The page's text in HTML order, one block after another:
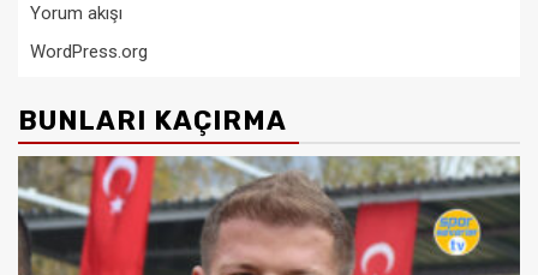
Yorum akışı
WordPress.org
BUNLARI KAÇIRMA